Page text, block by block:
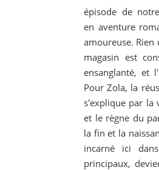
épisode de
en aventure
amoureuse.
magasin est
ensanglanté, et
Pour Zola, la
s'explique par la
et le règne du
la fin et la
incarné ici
principaux,